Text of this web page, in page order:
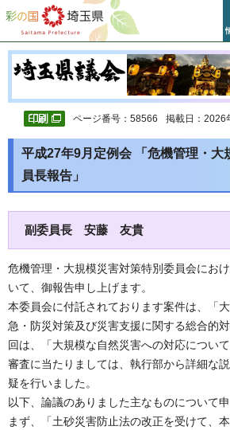
彩の国 埼玉県
ページ番号：58566 掲載日：2026
平成27年9月定例会 「危機管理・大
員長報告」
副委員長 安藤 友貴
危機管理・大規模災害対策特別委員会にお
いて、御報告申し上げます。
本委員会に付託されております案件は、「
急・防災対策及び災害支援に関する総合的
回は、「大規模な自然災害への対応につい
審査に当たりましては、執行部から詳細な
疑を行いました。
以下、論議のありました主なものについて申
まず、「土砂災害防止法の改正を受けて、